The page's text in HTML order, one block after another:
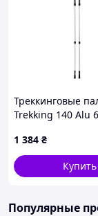
Треккинговые
Trekking 140 Alu
1 384 ₴
Купить
Популярные